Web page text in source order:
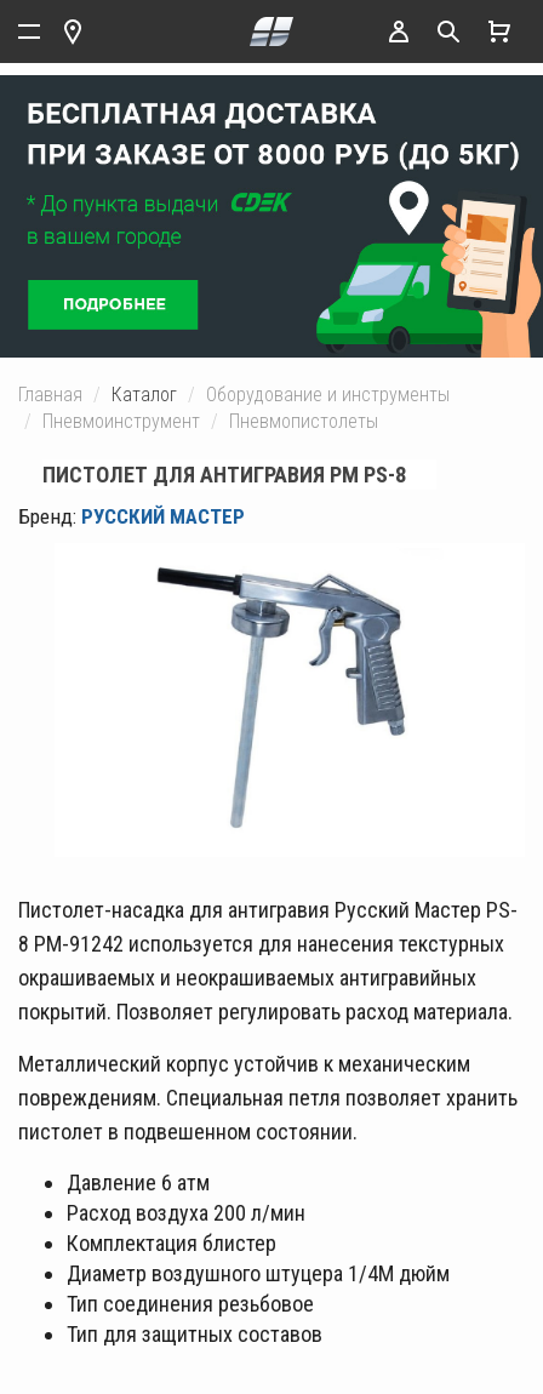
Главная Каталог
Оборудование и инструменты
Пневмоинструмент
Пневмопистолеты
ПИСТОЛЕТ ДЛЯ АНТИГРАВИЯ РМ PS-8
Бренд: РУССКИЙ МАСТЕР
Пистолет-насадка для антигравия Русский Мастер PS-
8 РМ-91242 используется для нанесения текстурных
окрашиваемых и неокрашиваемых антигравийных
покрытий. Позволяет регулировать расход материала.
Металлический корпус устойчив к механическим
повреждениям. Специальная петля позволяет хранить
пистолет в подвешенном состоянии.
Давление 6 атм
Расход воздуха 200 л/мин
Комплектация блистер
Диаметр воздушного штуцера 1/4М дюйм
Тип соединения резьбовое
Тип для защитных составов